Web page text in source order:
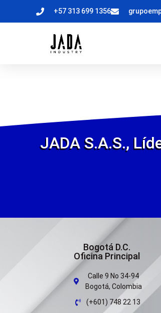
+57 313 699 1356
JADA S.A.S.,
Bogotá D.C.
Oficina Principal
Calle 9 No 34-94
Bogotá, Colombia
(+601) 748 22 13